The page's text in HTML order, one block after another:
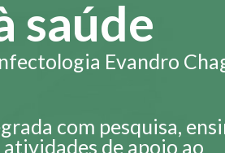
saúde
Evandro
com pesquisa,
de apoio ao